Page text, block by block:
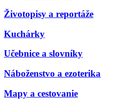
Životopisy a reportáže
Kuchárky
Učebnice a slovníky
Náboženstvo a ezoterika
Mapy a cestovanie